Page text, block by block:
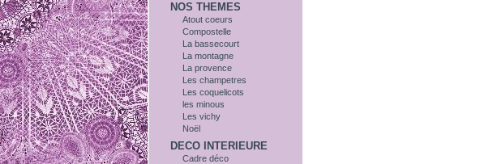
NOS THEMES
Atout coeurs
Compostelle
La bassecourt
La montagne
La provence
Les champetres
Les coquelicots
les minous
Les vichy
Noël
DECO INTERIEURE
Cadre déco